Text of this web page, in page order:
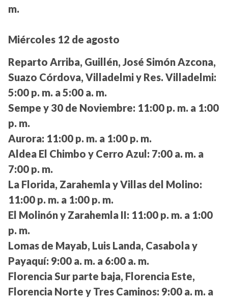
m.
Miércoles 12 de agosto
Reparto Arriba, Guillén, José Simón Azcona,
Suazo Córdova, Villadelmi y Res. Villadelmi:
5:00 p. m. a 5:00 a. m.
Sempe y 30 de Noviembre: 11:00 p. m. a 1:00
p. m.
Aurora: 11:00 p. m. a 1:00 p. m.
Aldea El Chimbo y Cerro Azul: 7:00 a. m. a
7:00 p. m.
La Florida, Zarahemla y Villas del Molino:
11:00 p. m. a 1:00 p. m.
El Molinón y Zarahemla II: 11:00 p. m. a 1:00
p. m.
Lomas de Mayab, Luis Landa, Casabola y
Payaquí: 9:00 a. m. a 6:00 a. m.
Florencia Sur parte baja, Florencia Este,
Florencia Norte y Tres Caminos: 9:00 a. m. a